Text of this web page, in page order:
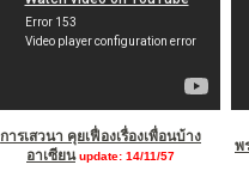
การเสวนา คุยเฟื่องเรื่องเพื่อนบ้าง
อาเซียน update: 14/11/57
พ